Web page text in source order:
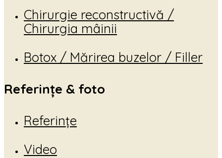
Chirurgie reconstructivă /
Chirurgia mâinii
Botox / Mărirea buzelor / Filler
Referințe & foto
Referințe
Video